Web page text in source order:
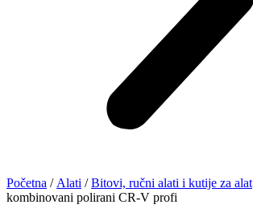
Početna / Alati /Bitovi, ručni alati i kutije za alat
kombinovani polirani CR-V profi